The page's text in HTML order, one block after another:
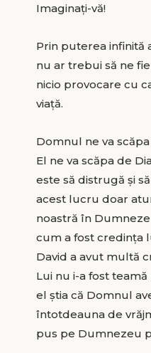
Imaginați-vă!
Prin puterea infinită
nu ar trebui să ne
nicio provocare cu
viață.
Domnul ne va
El ne va scăpa de
este să distrugă și
acest lucru doar
noastră în
cum a fost credința
David a avut multă
Lui nu i-a fost
el știa că Domnul
întotdeauna de
pus pe Dumnezeu